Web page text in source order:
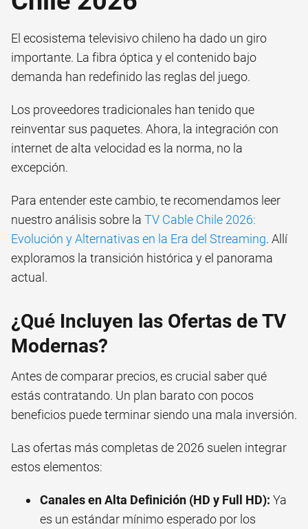
El ecosistema televisivo chileno ha dado un giro
importante. La fibra óptica y el contenido bajo
demanda han redefinido las reglas del juego.
Los proveedores tradicionales han tenido que
reinventar sus paquetes. Ahora, la integración con
internet de alta velocidad es la norma, no la
excepción.
Para entender este cambio, te recomendamos leer
nuestro análisis sobre la TV Cable Chile 2026:
Evolución y Alternativas en la Era del Streaming. Allí
exploramos la transición histórica y el panorama
actual.
¿Qué Incluyen las Ofertas de TV
Modernas?
Antes de comparar precios, es crucial saber qué
estás contratando. Un plan barato con pocos
beneficios puede terminar siendo una mala inversión.
Las ofertas más completas de 2026 suelen integrar
estos elementos:
Canales en Alta Definición (HD y Full HD): Ya
es un estándar mínimo esperado por los